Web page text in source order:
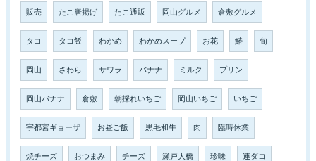
販売 たこ唐揚げ たこ通販 岡山グルメ 倉敷グルメ
タコ タコ飯 わかめ わかめスープ お花 鰆 旬
岡山 さわら サワラ バナナ ミルク プリン
岡山バナナ 倉敷 朝採れいちご 岡山いちご いちご
宇都宮ギョーザ お昼ご飯 黒毛和牛 肉 臨時休業
焼チーズ おつまみ チーズ 瀬戸大橋 珍味 連ダコ